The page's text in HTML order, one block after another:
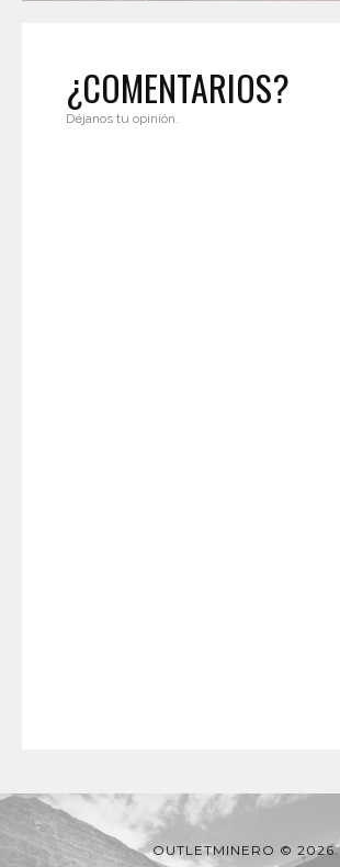
¿COMENTARIOS?
Déjanos tu opinión.
OUTLETMINERO © 2026.